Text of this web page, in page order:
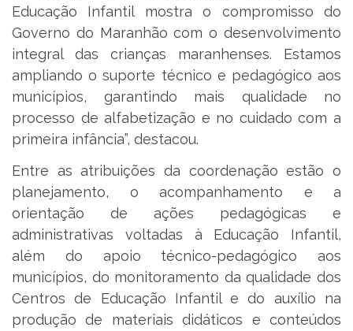
Educação Infantil mostra o compromisso do
Governo do Maranhão com o desenvolvimento
integral das crianças maranhenses. Estamos
ampliando o suporte técnico e pedagógico aos
municípios, garantindo mais qualidade no
processo de alfabetização e no cuidado com a
primeira infância”, destacou.
Entre as atribuições da coordenação estão o
planejamento, o acompanhamento e a
orientação de ações pedagógicas e
administrativas voltadas à Educação Infantil,
além do apoio técnico-pedagógico aos
municípios, do monitoramento da qualidade dos
Centros de Educação Infantil e do auxílio na
produção de materiais didáticos e conteúdos